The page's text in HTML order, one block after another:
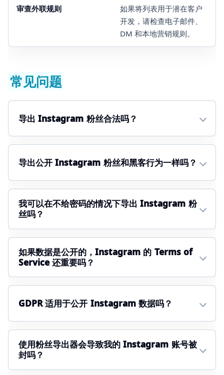
审查外联规则
如果将列表用于潜在客户
开发，请检查电子邮件、
DM 和本地营销规则。
常见问题
导出 Instagram 粉丝合法吗？
导出公开 Instagram 粉丝和黑客行为一样吗？
我可以在不给密码的情况下导出 Instagram 粉
丝吗？
如果数据是公开的，Instagram 的 Terms of
Service 还重要吗？
GDPR 适用于公开 Instagram 数据吗？
使用粉丝导出器会导致我的 Instagram 账号被
封吗？